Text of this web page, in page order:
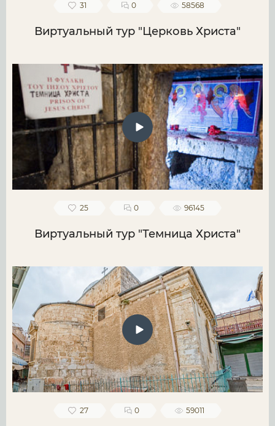
31 0 58568
Виртуальный тур "Церковь Христа"
25 0 96145
Виртуальный тур "Темница Христа"
27 0 59011